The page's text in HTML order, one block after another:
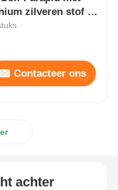
zilveren stof en
Contacteer ons
achter